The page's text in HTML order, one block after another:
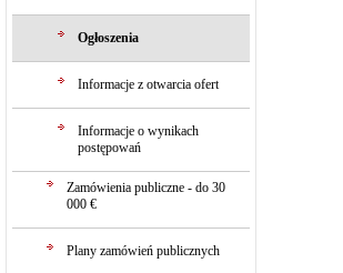
Ogłoszenia
Informacje z otwarcia ofert
Informacje o wynikach
postępowań
Zamówienia publiczne - do 30
000 €
Plany zamówień publicznych